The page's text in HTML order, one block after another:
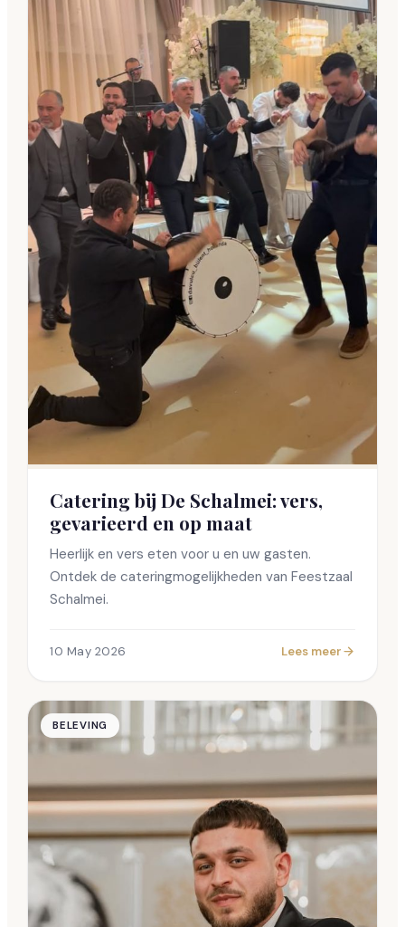
Catering bij De Schalmei: vers,
gevarieerd en op maat
Heerlijk en vers eten voor u en uw gasten.
Ontdek de cateringmogelijkheden van Feestzaal
Schalmei.
10 May 2026 Lees meer
BELEVING